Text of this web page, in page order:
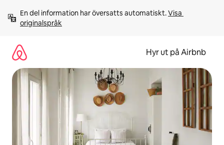
innehåll
En del information har översatts automatiskt. Visa
originalspråk
Hyr ut på Airbnb